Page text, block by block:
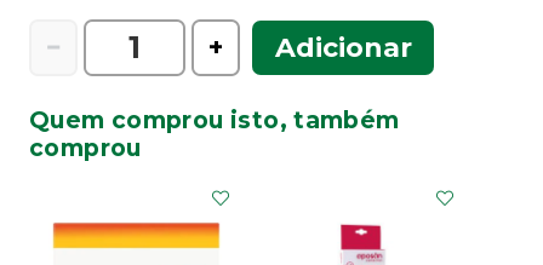
−
Quantidade
250
250mg
x20
+ Adicionar
Quem comprou isto, também
comprou